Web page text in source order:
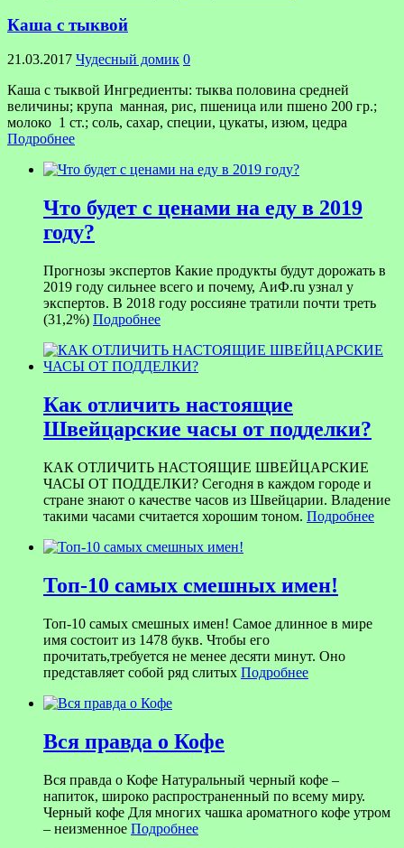
Каша с тыквой
21.03.2017 Чудесный домик 0
Каша с тыквой Ингредиенты: тыква половина средней
величины; крупа манная, рис, пшеница или пшено 200 гр.;
молоко 1 ст.; соль, сахар, специи, цукаты, изюм, цедра
Подробнее
Что будет с ценами на еду в 2019
году?
Прогнозы экспертов Какие продукты будут дорожать в
2019 году сильнее всего и почему, АиФ.ru узнал у
экспертов. В 2018 году россияне тратили почти треть
(31,2%) Подробнее
Как отличить настоящие
Швейцарские часы от подделки?
КАК ОТЛИЧИТЬ НАСТОЯЩИЕ ШВЕЙЦАРСКИЕ
ЧАСЫ ОТ ПОДДЕЛКИ? Сегодня в каждом городе и
стране знают о качестве часов из Швейцарии. Владение
такими часами считается хорошим тоном. Подробнее
Топ-10 самых смешных имен!
Топ-10 самых смешных имен! Самое длинное в мире
имя состоит из 1478 букв. Чтобы его
прочитать,требуется не менее десяти минут. Оно
представляет собой ряд слитых Подробнее
Вся правда о Кофе
Вся правда о Кофе Натуральный черный кофе –
напиток, широко распространенный по всему миру.
Черный кофе Для многих чашка ароматного кофе утром
– неизменное Подробнее